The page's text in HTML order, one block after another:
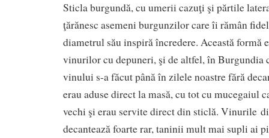
Sticla burgundă, cu umerii cazuţi şi părtile
ţărănesc asemeni burgunzilor care îi rămân
diametrul său inspiră încredere. Această formă
vinurilor cu depuneri, şi de altfel, în Burgundia
vinului s-a făcut până în zilele noastre fără
erau aduse direct la masă, cu tot cu mucegaiul
vechi şi erau servite direct din sticlă. Vinurile
decantează foarte rar, taninii mult mai supli ai